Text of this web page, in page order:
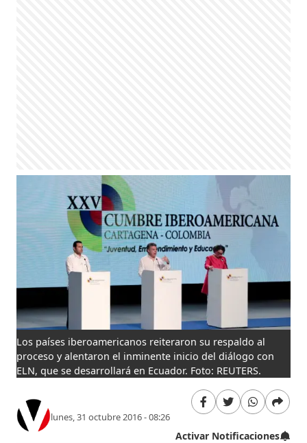
Los países iberoamericanos reiteraron su respaldo al
proceso y alentaron el inminente inicio del diálogo con
ELN, que se desarrollará en Ecuador. Foto: REUTERS.
lunes, 31 octubre 2016 - 08:26
Activar Notificaciones